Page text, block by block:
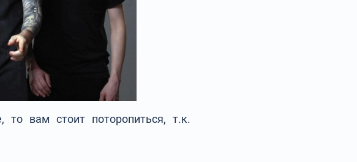
то вам стоит поторопиться, т.к.